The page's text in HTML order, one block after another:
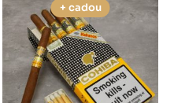
+ cadou